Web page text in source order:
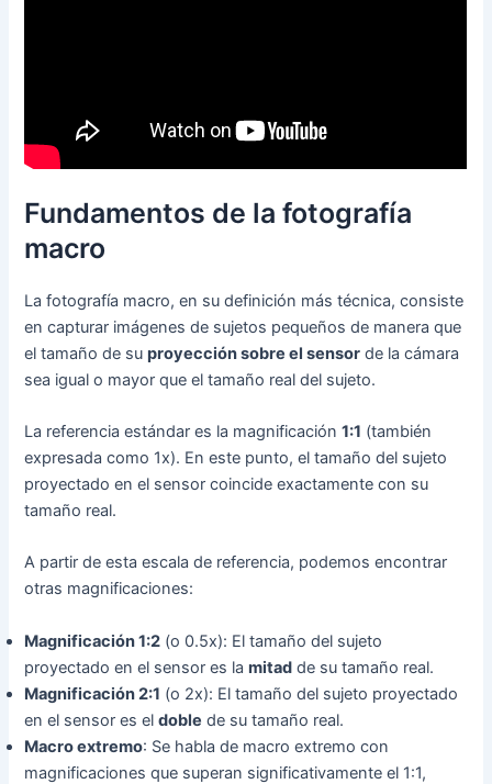
Fundamentos de la fotografía
macro
La fotografía macro, en su definición más técnica, consiste
en capturar imágenes de sujetos pequeños de manera que
el tamaño de suproyección sobre el sensor de la cámara
sea igual o mayor que el tamaño real del sujeto.
La referencia estándar es la magnificación1:1 (también
expresada como 1x). En este punto, el tamaño del sujeto
proyectado en el sensor coincide exactamente con su
tamaño real.
A partir de esta escala de referencia, podemos encontrar
otras magnificaciones:
Magnificación 1:2 (o 0.5x): El tamaño del sujeto
proyectado en el sensor es lamitad de su tamaño real.
Magnificación 2:1 (o 2x): El tamaño del sujeto proyectado
en el sensor es eldoble de su tamaño real.
Macro extremo: Se habla de macro extremo con
magnificaciones que superan significativamente el 1:1,